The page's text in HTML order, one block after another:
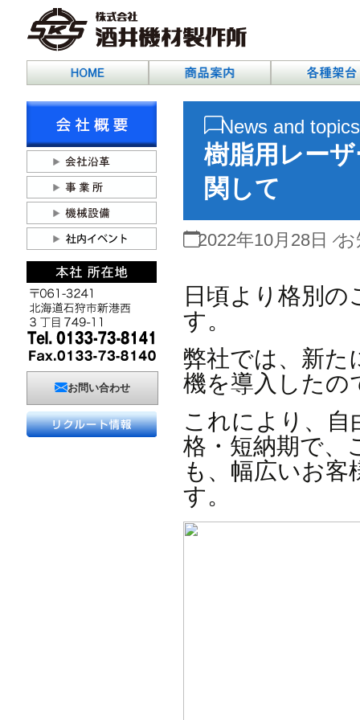
お問い合わせ
News and topics
樹脂用レー
関して
2022年10月28日 お
日頃より格別
す。
弊社では、新た
機を導入したの
これにより、自
格・短納期で、
も、幅広いお
す。